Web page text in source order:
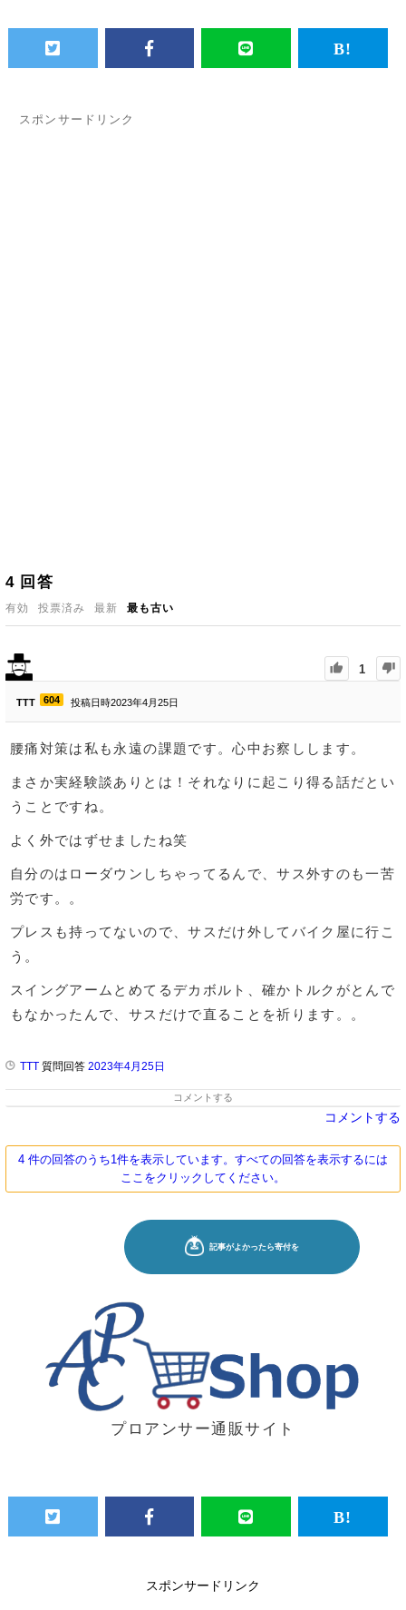
スポンサードリンク
4 回答
有効 投票済み 最新 最も古い
1
TTT 604 投稿日時2023年4月25日
腰痛対策は私も永遠の課題です。心中お察しします。
まさか実経験談ありとは！それなりに起こり得る話だとい
うことですね。
よく外ではずせましたね笑
自分のはローダウンしちゃってるんで、サス外すのも一苦
労です。。
プレスも持ってないので、サスだけ外してバイク屋に行こ
う。
スイングアームとめてるデカボルト、確かトルクがとんで
もなかったんで、サスだけで直ることを祈ります。。
TTT 質問回答 2023年4月25日
コメントする
コメントする
4 件の回答のうち1件を表示しています。すべての回答を表示するには
ここをクリックしてください。
プロアンサー通販サイト
スポンサードリンク